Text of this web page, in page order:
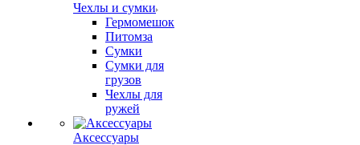
Чехлы и сумки
Гермомешок
Питомза
Сумки
Сумки для
грузов
Чехлы для
ружей
Аксессуары